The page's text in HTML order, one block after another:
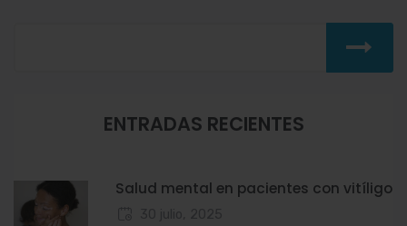
ENTRADAS RECIENTES
Salud mental en pacientes con vitíligo